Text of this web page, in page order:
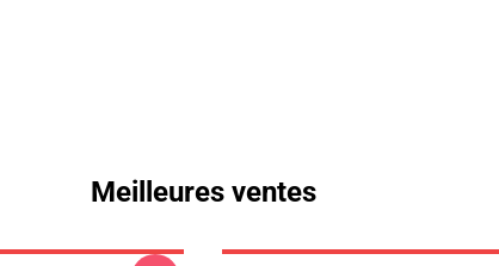
Meilleures ventes